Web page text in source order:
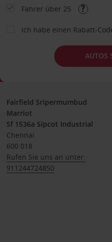
Fahrer über 25
Ich habe einen Rabatt-
AUTOS
Fairfield Sripermumbud
Marriot
Sf 1536a Sipcot Industrial
Chennai
600 018
Rufen Sie uns an unter:
911244724850